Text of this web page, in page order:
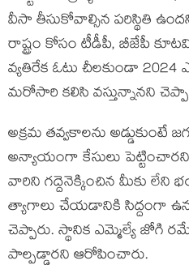
వీసా తీసుకోవాల్సిన పరిస్థితి
రాష్ట్రం కోసం టీడీపీ, బీజేపీ
వ్యతిరేక ఓటు చీలకుండా 2024
మరోసారి కలిసి వస్తున్నానని
అక్రమ తవ్వకాలను అడ్డుకుంటే
అన్యాయంగా కేసులు పెట్టించారని
వారిని గద్దెనెక్కించిన మీకు లేని
త్యాగాలు చేయడానికి సిద్దంగా
చెప్పారు. స్థానిక ఎమ్మెల్యే జోగి
పాల్పడ్డారని ఆరోపించారు.